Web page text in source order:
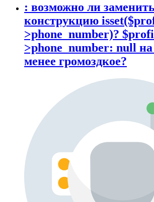
: возможно ли заменить
конструкцию
>phone_number)?
>phone_number: null на
менее громоздкое?